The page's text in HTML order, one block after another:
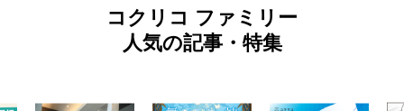
コクリコ ファミリー
人気の記事・特集